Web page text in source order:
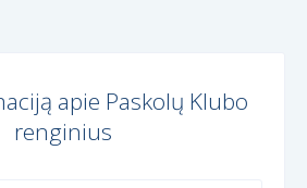
apie Paskolų Klubo
renginius